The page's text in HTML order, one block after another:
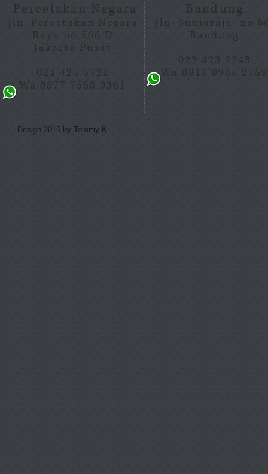
Percetakan Negara
Jln. Percetakan Negara
Raya no 566 D
Jakarta Pusat
021 425 5721
Wa 0877 7558 0361
Bandung
Jln. Suniaraja no
Bandung
022 423 2243
Wa 0818 0965 2759
Design 2015 by Tommy K.